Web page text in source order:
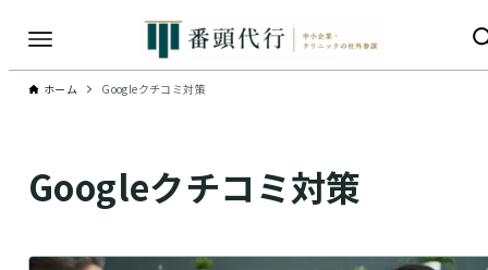
ホーム Googleクチコミ対策
Googleクチコミ対策